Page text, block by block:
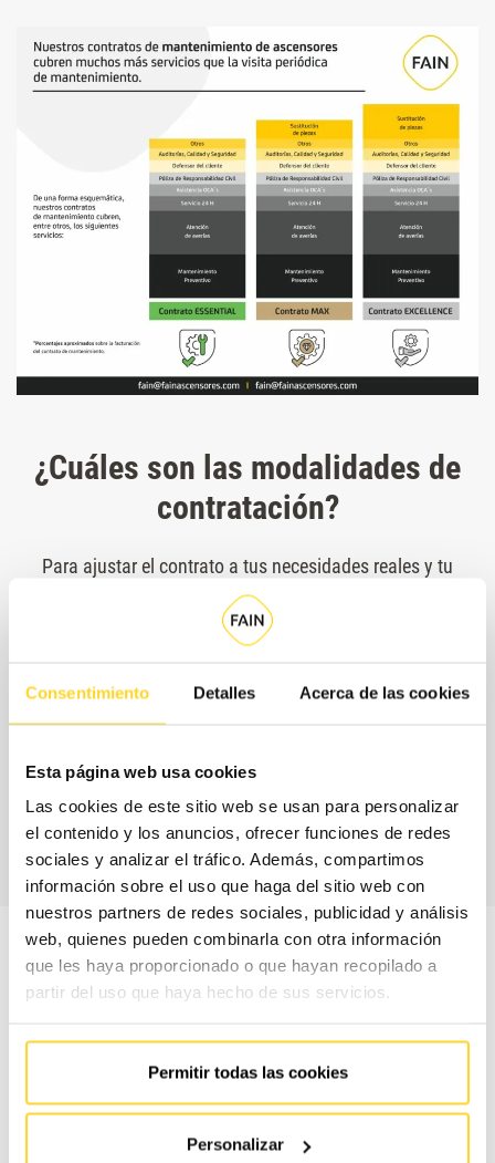
Consentimiento Detalles Acerca de las cookies
Esta página web usa cookies
Las cookies de este sitio web se usan para personalizar
el contenido y los anuncios, ofrecer funciones de redes
sociales y analizar el tráfico. Además, compartimos
información sobre el uso que haga del sitio web con
nuestros partners de redes sociales, publicidad y análisis
web, quienes pueden combinarla con otra información
que les haya proporcionado o que hayan recopilado a
partir del uso que haya hecho de sus servicios.
Permitir todas las cookies
Personalizar
¿Cuáles son las modalidades de
contratación?
Para ajustar el contrato a tus necesidades reales y tu
presupuesto, en FAIN te proponemos un modelo de
contratación flexible, en el que seleccionarás por separado
incluyen sin coste adicional en tu contrato, y los horarios
CONTACTA CON
NOSOTROS
CONTRATO
ESSENTIAL